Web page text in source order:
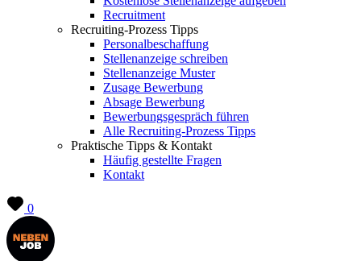
Recruitment
Recruiting-Prozess Tipps
Personalbeschaffung
Stellenanzeige schreiben
Stellenanzeige Muster
Zusage Bewerbung
Absage Bewerbung
Bewerbungsgespräch führen
Alle Recruiting-Prozess Tipps
Praktische Tipps & Kontakt
Häufig gestellte Fragen
Kontakt
0